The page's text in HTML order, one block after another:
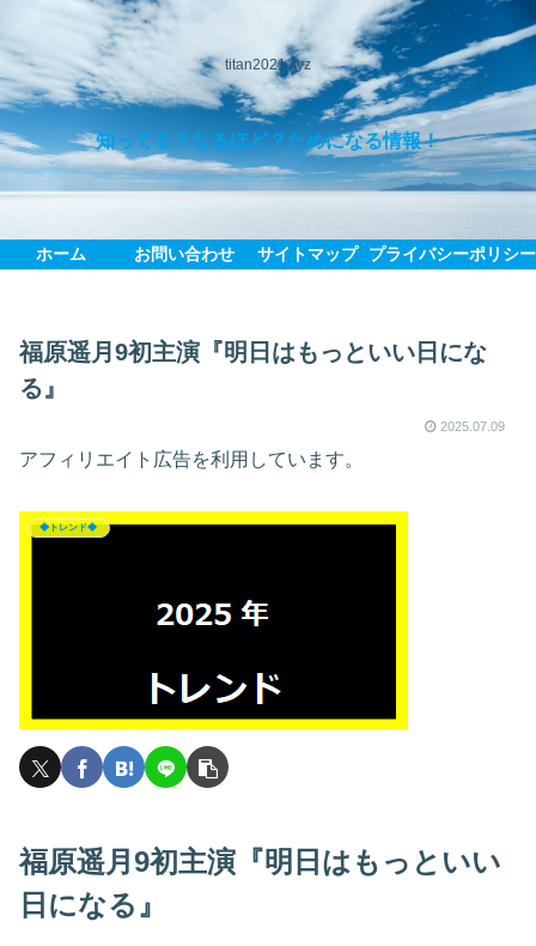
titan2021.xyz
知ってる？なるほど？ためになる情報！
ホーム お問い合わせ サイトマップ プライバシーポリシー
福原遥月9初主演『明日はもっといい日にな
る』
2025.07.09
アフィリエイト広告を利用しています。
◆トレンド◆
福原遥月9初主演『明日はもっといい
日になる』